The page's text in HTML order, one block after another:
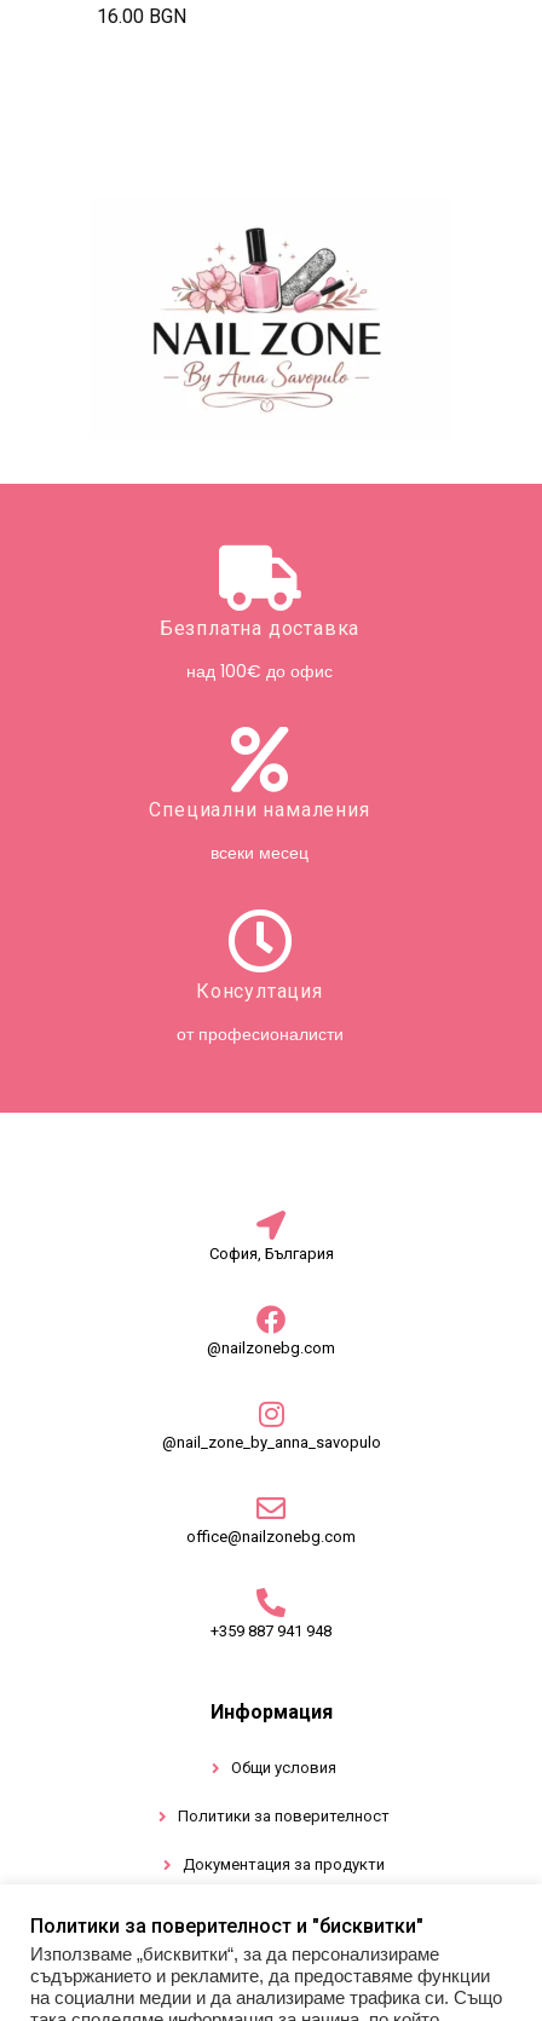
16.00 BGN
Безплатна доставка
над 100€ до офис
Специални намаления
всеки месец
Консултация
от професионалисти
София, България
@nailzonebg.com
@nail_zone_by_anna_savopulo
office@nailzonebg.com
+359 887 941 948
Информация
Общи условия
Политики за поверителност
Документация за продукти
Промоции
Гел лак
Политики за поверителност и "бисквитки"
Използваме „бисквитки“, за да персонализираме
съдържанието и рекламите, да предоставяме функции
на социални медии и да анализираме трафика си. Също